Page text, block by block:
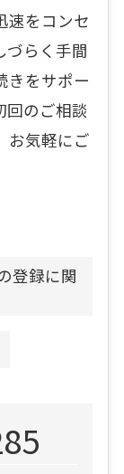
速をコンセ
づらく手間
きをサポー
回のご相談
お気軽にご
登録に関